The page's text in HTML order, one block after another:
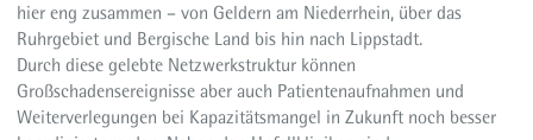
hier eng zusammen – von Geldern am Niederrhein, über das
Ruhrgebiet und Bergische Land bis hin nach Lippstadt.
Durch diese gelebte Netzwerkstruktur können
Großschadensereignisse aber auch Patientenaufnahmen und
Weiterverlegungen bei Kapazitätsmangel in Zukunft noch besser